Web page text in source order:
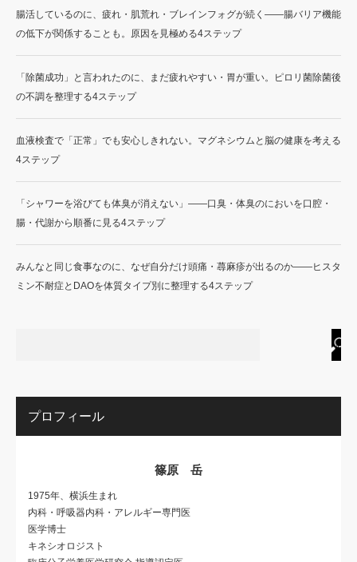
腸活しているのに、疲れ・肌荒れ・ブレインフォグが続く——腸バリア機能
の低下が関係することも。原因を見極める4ステップ
「除菌成功」と言われたのに、まだ疲れやすい・胃が重い。ピロリ菌除菌後
の不調を整理する4ステップ
血液検査で「正常」でも安心しきれない。マグネシウムと脳の健康を考える
4ステップ
「シャワーを浴びても体臭が消えない」——口臭・体臭のにおいを口腔・
腸・代謝から順番に見る4ステップ
みんなと同じ食事なのに、なぜ自分だけ頭痛・蕁麻疹が出るのか——ヒスタ
ミン不耐症とDAOを体質タイプ別に整理する4ステップ
プロフィール
篠原 岳
1975年、横浜生まれ
内科・呼吸器内科・アレルギー専門医
医学博士
キネシオロジスト